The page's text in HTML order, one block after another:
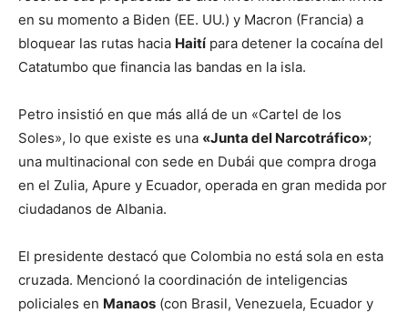
en su momento a Biden (EE. UU.) y Macron (Francia) a
bloquear las rutas hacia Haitípara detener la cocaína del
Catatumbo que financia las bandas en la isla.
Petro insistió en que más allá de un «Cartel de los
Soles», lo que existe es una «Junta del Narcotráfico»;
una multinacional con sede en Dubái que compra droga
en el Zulia, Apure y Ecuador, operada en gran medida por
ciudadanos de Albania.
El presidente destacó que Colombia no está sola en esta
cruzada. Mencionó la coordinación de inteligencias
policiales en Manaos (con Brasil, Venezuela, Ecuador y